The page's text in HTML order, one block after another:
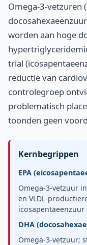
Omega-3-vetzuren
worden aan hoge
trial
reductie van
controlegroep
problematisch
toonden geen
Kernbegrippen
EPA
Omega-3-vetzuur
en VLDL-
icosapentaeenzuur
DHA
Omega-3-vetzuur;